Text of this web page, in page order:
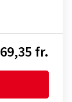
69,35 fr.